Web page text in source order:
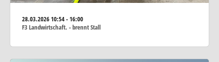
28.03.202610:54 - 16:00
F3 Landwirtschaft. - brennt Stall